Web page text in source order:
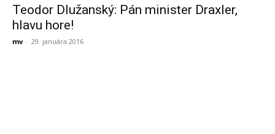
Teodor Dlužanský: Pán minister Draxler,
hlavu hore!
mv - 29. januára 2016